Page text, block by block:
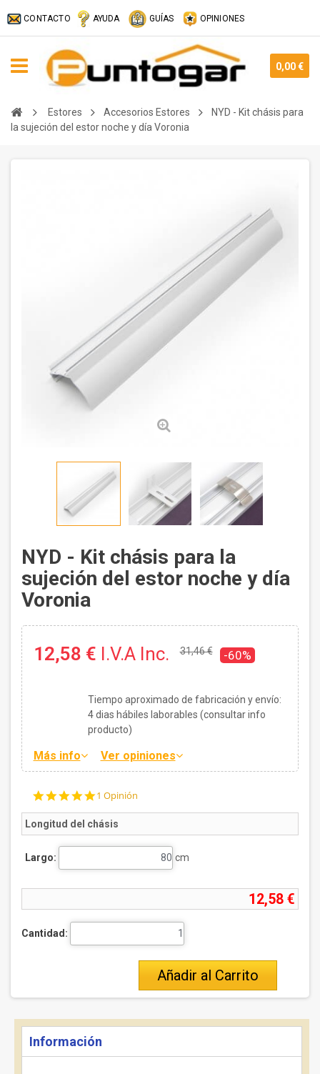
CONTACTO AYUDA GUÍAS OPINIONES
0,00 €
Estores Accesorios Estores
NYD - Kit chásis para
la sujeción del estor noche y día Voronia
NYD - Kit chásis para la
sujeción del estor noche y día
Voronia
12,58 € I.V.A Inc. 31,46 € -60%
Tiempo aproximado de fabricación y envío:
4dias hábiles laborables (consultar info
producto)
Más info Ver opiniones
5.0
rating
1 Opinión
Longitud del chásis
Largo: cm
12,58 €
Cantidad:
Añadir al Carrito
Información